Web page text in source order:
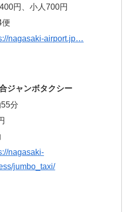
円、小人700円
便
nagasaki-airport.jp…
ジャンボタクシー
分
nagasaki-
jumbo_taxi/